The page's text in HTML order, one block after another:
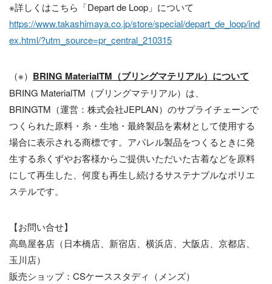
※詳しくはこちら「Depart de Loop」について
https://www.takashimaya.co.jp/store/special/depart_de_loop/ind
ex.html/?utm_source=pr_central_210315
（※） BRING MaterialTM （ブリングマテリアル） について
BRING MaterialTM（ブリングマテリアル）は、
BRINGTM（運営：株式会社JEPLAN）のサプライチェーンで
つくられた原料・糸・生地・最終製品を素材として使用する
場合に表示される商標です。アパレル製品をつくるときに発
生する糸くずやお客様からご提供いただいた古着などを原料
にして再生した、何度も再生し続けるサステナブルなポリエ
ステルです。
【お問い合せ】
高島屋各店（日本橋店、新宿店、横浜店、大阪店、京都店、
玉川店）
販売ショップ：CSケーススタディ（メンズ）